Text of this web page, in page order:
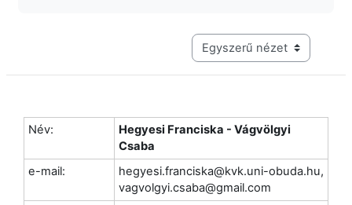
Harmadik szintű navigáció
Név:
Hegyesi Franciska - Vágvölgyi
Csaba
e-mail:
hegyesi.franciska@kvk.uni-obuda.hu,
vagvolgyi.csaba@gmail.com